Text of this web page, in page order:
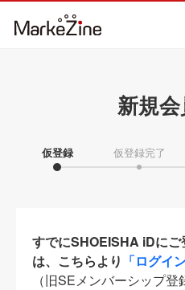
新規
仮登録 仮登録完了
すでにSHOEISHA iDに
は、こちらより 「ログイ
（旧SEメンバーシップ登